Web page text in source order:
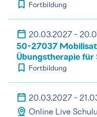
Fortbildung
20.03.2027 -
50-27037
Übungstherapie für
Fortbildung
20.03.2027 -
Online Live